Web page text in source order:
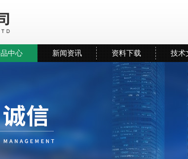
中心 新闻资讯 资料下载 技术